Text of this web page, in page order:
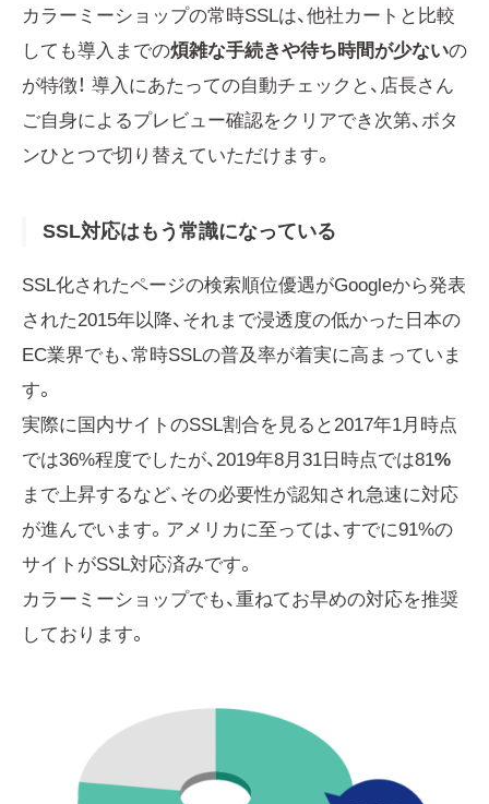
カラーミーショップの常時SSLは、他社カートと比較
しても導入までの煩雑な手続きや待ち時間が少ないの
が特徴！ 導入にあたっての自動チェックと、店長さん
ご自身によるプレビュー確認をクリアでき次第、ボタ
ンひとつで切り替えていただけます。
SSL対応はもう常識になっている
SSL化されたページの検索順位優遇がGoogleから発表
された2015年以降、それまで浸透度の低かった日本の
EC業界でも、常時SSLの普及率が着実に高まっていま
す。
実際に国内サイトのSSL割合を見ると2017年1月時点
では36%程度でしたが、2019年8月31日時点では81%
まで上昇するなど、その必要性が認知され急速に対応
が進んでいます。アメリカに至っては、すでに91%の
サイトがSSL対応済みです。
カラーミーショップでも、重ねてお早めの対応を推奨
しております。